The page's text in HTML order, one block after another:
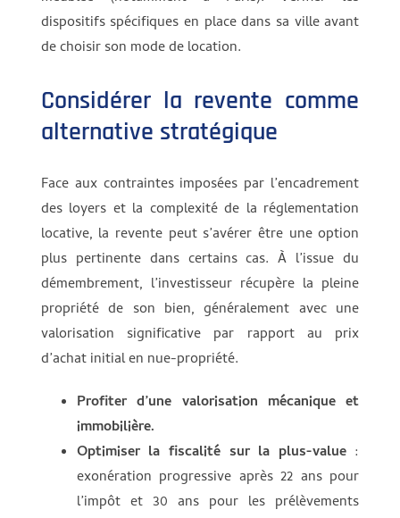
dispositifs spécifiques en place dans sa ville avant
de choisir son mode de location.
Considérer la revente comme
alternative stratégique
Face aux contraintes imposées par l’encadrement
des loyers et la complexité de la réglementation
locative, la revente peut s’avérer être une option
plus pertinente dans certains cas. À l’issue du
démembrement, l’investisseur récupère la pleine
propriété de son bien, généralement avec une
valorisation significative par rapport au prix
d’achat initial en nue-propriété.
Profiter d’une valorisation mécanique et
immobilière.
Optimiser la fiscalité sur la plus-value:
exonération progressive après 22 ans pour
l’impôt et 30 ans pour les prélèvements